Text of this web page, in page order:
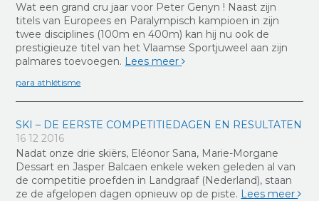
Wat een grand cru jaar voor Peter Genyn ! Naast zijn
titels van Europees en Paralympisch kampioen in zijn
twee disciplines (100m en 400m) kan hij nu ook de
prestigieuze titel van het Vlaamse Sportjuweel aan zijn
palmares toevoegen. Lees meer
para athlétisme
SKI – DE EERSTE COMPETITIEDAGEN EN RESULTATEN
16 12 2016
Nadat onze drie skiërs, Eléonor Sana, Marie-Morgane
Dessart en Jasper Balcaen enkele weken geleden al van
de competitie proefden in Landgraaf (Nederland), staan
ze de afgelopen dagen opnieuw op de piste. Lees meer